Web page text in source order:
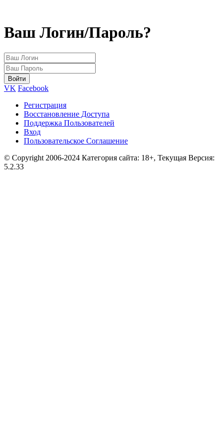
Ваш Логин/Пароль?
VK Facebook
Регистрация
Восстановление Доступа
Поддержка Пользователей
Вход
Пользовательское Соглашение
© Copyright 2006-2024 Категория сайта: 18+, Текущая Версия:
5.2.33